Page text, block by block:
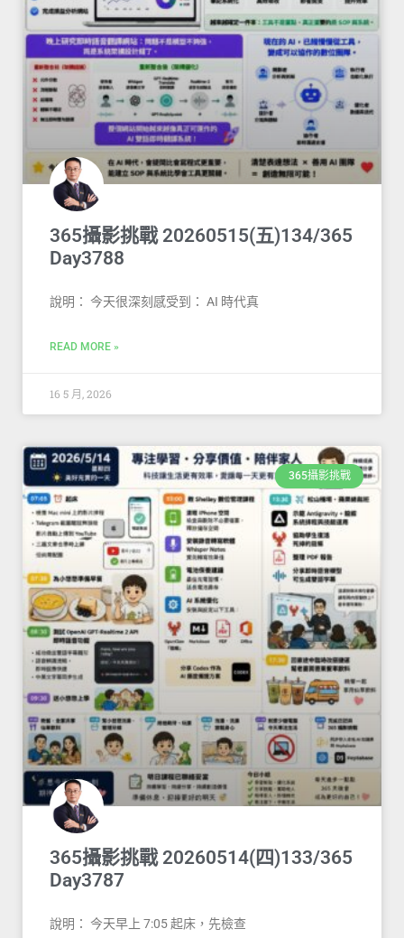
365攝影挑戰 20260515(五)134/365
Day3788
說明： 今天很深刻感受到： AI 時代真
READ MORE »
16 5 月, 2026
365攝影挑戰
365攝影挑戰 20260514(四)133/365
Day3787
說明： 今天早上 7:05 起床，先檢查